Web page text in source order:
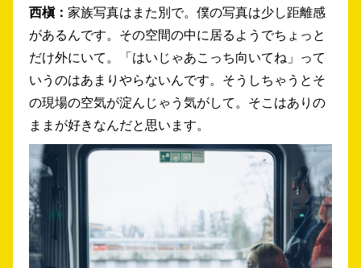
西槇： 家族写真はまた別で。僕の写真は少し距離感
があるんです。その空間の中に居るようでちょっと
だけ外にいて。「はいじゃあこっち向いてね」って
いうのはあまりやらないんです。そうしちゃうとそ
の現場の空気が淀んじゃう気がして。そこはありの
ままが好きなんだと思います。